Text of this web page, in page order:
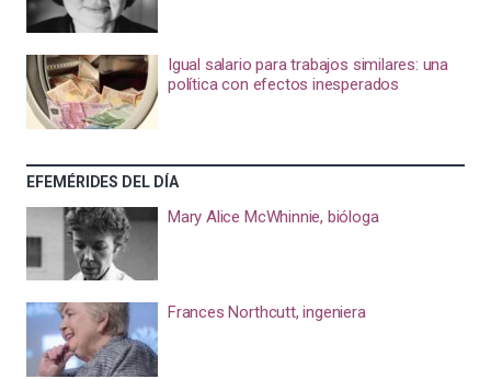
Igual salario para trabajos similares: una
política con efectos inesperados
EFEMÉRIDES DEL DÍA
Mary Alice McWhinnie, bióloga
Frances Northcutt, ingeniera